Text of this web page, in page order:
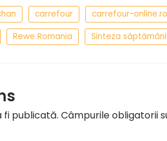
carrefour carrefour-online.ro
Rewe Romania Sinteza
fi publicată. Câmpurile obligatorii